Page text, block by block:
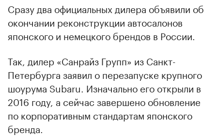
Сразу два официальных дилера объявили об
окончании реконструкции автосалонов
японского и немецкого брендов в России.
Так, дилер «Санрайз Групп» из Санкт-
Петербурга заявил о перезапуске крупного
шоурума Subaru. Изначально его открыли в
2016 году, а сейчас завершено обновление
по корпоративным стандартам японского
бренда.